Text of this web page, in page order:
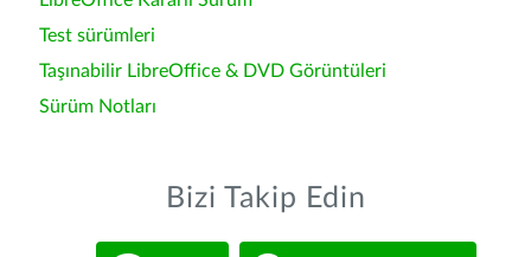
Test sürümleri
Taşınabilir LibreOffice & DVD Görüntüleri
Sürüm Notları
Bizi Takip Edin